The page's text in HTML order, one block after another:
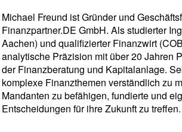
Michael Freund ist Gründer und
Finanzpartner.DE GmbH. Als studierter
Aachen) und qualifizierter Finanzwirt
analytische Präzision mit über 20 Jahren
der Finanzberatung und Kapitalanlage.
komplexe Finanzthemen verständlich zu
Mandanten zu befähigen, fundierte und
Entscheidungen für ihre Zukunft zu treffen.